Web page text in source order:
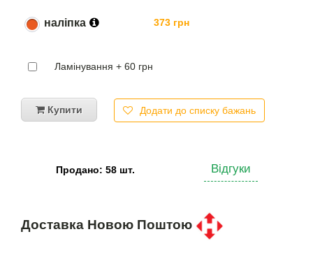
наліпка 373 грн
Ламінування + 60 грн
Купити Додати до списку бажань
Продано: 58 шт. Відгуки
Доставка Новою Поштою